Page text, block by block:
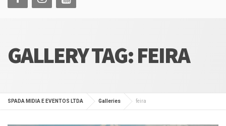
GALLERY TAG:FEIRA
SPADA MIDIA E EVENTOS LTDA Galleries feira